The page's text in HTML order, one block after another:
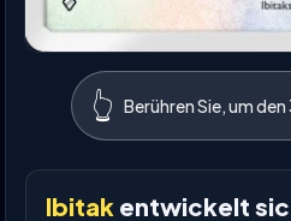
👆 Berühren Sie, um
Ibitak entwickelt